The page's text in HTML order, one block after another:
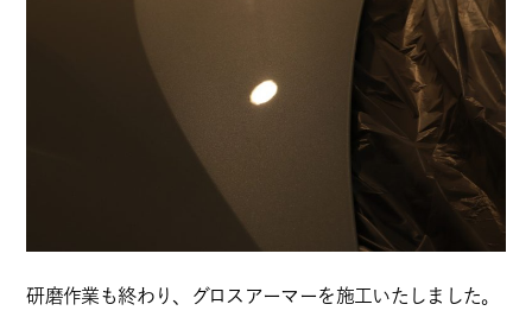
研磨作業も終わり、グロスアーマーを施工いたしました。